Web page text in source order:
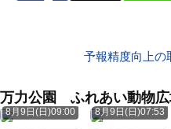
予報精度向上の
万力公園 ふれあい動物広
8月9日(日)09:00 8月9日(日)07:53